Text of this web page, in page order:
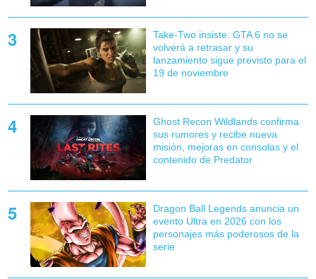
Take-Two insiste: GTA 6 no se
volverá a retrasar y su
lanzamiento sigue previsto para el
19 de noviembre
Ghost Recon Wildlands confirma
sus rumores y recibe nueva
misión, mejoras en consolas y el
contenido de Predator
Dragon Ball Legends anuncia un
evento Ultra en 2026 con los
personajes más poderosos de la
serie